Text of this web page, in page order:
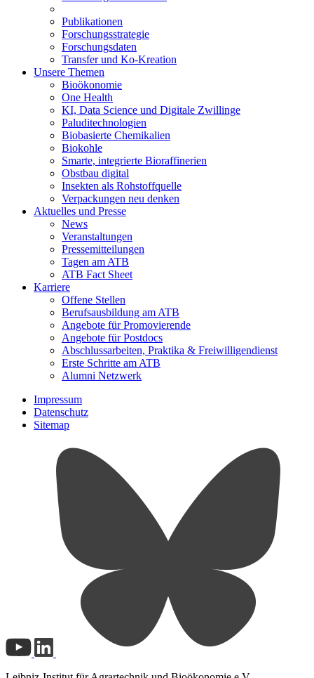
Publikationen
Forschungsstrategie
Forschungsdaten
Transfer und Ko-Kreation
Unsere Themen
Bioökonomie
One Health
KI, Data Science und Digitale Zwillinge
Paluditechnologien
Biobasierte Chemikalien
Biokohle
Smarte, integrierte Bioraffinerien
Obstbau digital
Insekten als Rohstoffquelle
Verpackungen neu denken
Aktuelles und Presse
News
Veranstaltungen
Pressemitteilungen
Tagen am ATB
ATB Fact Sheet
Karriere
Offene Stellen
Berufsausbildung am ATB
Angebote für Promovierende
Angebote für Postdocs
Abschlussarbeiten, Praktika & Freiwilligendienst
Erste Schritte am ATB
Alumni Netzwerk
Impressum
Datenschutz
Sitemap